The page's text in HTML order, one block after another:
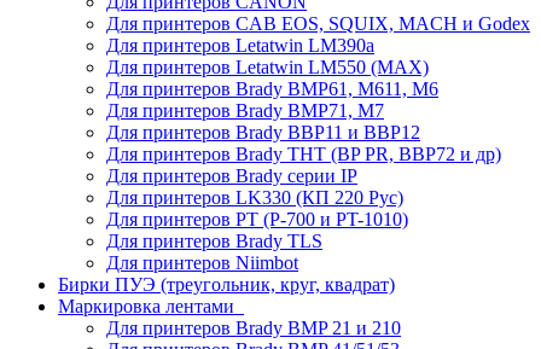
Для принтеров CAB EOS, SQUIX, MACH и Godex
Для принтеров Letatwin LM390a
Для принтеров Letatwin LM550 (MAX)
Для принтеров Brady BMP61, M611, M6
Для принтеров Brady BMP71, M7
Для принтеров Brady BBP11 и BBP12
Для принтеров Brady THT (BP PR, BBP72 и др)
Для принтеров Brady серии IP
Для принтеров LK330 (КП 220 Рус)
Для принтеров PT (P-700 и PT-1010)
Для принтеров Brady TLS
Для принтеров Niimbot
Бирки ПУЭ (треугольник, круг, квадрат)
Маркировка лентами
Для принтеров Brady BMP 21 и 210